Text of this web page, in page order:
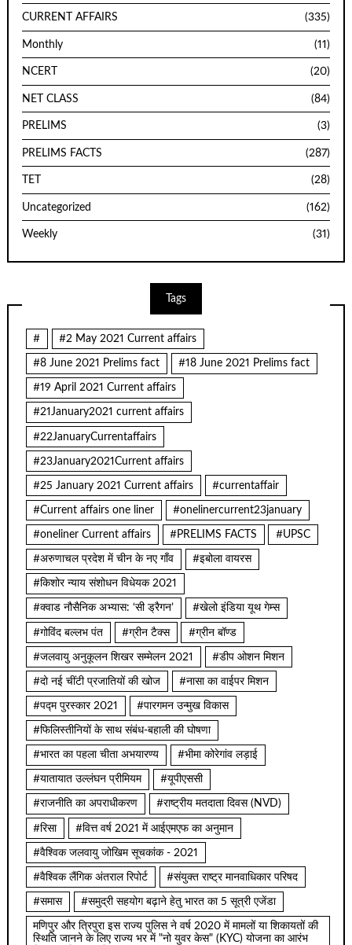
CURRENT AFFAIRS (335)
Monthly (11)
NCERT (20)
NET CLASS (84)
PRELIMS (3)
PRELIMS FACTS (287)
TET (28)
Uncategorized (162)
Weekly (31)
Tags
# #2 May 2021 Current affairs
#8 June 2021 Prelims fact #18 June 2021 Prelims fact
#19 April 2021 Current affairs
#21January2021 current affairs
#22JanuaryCurrentaffairs
#23January2021Current affairs
#25 January 2021 Current affairs #currentaffair
#Current affairs one liner #onelinercurrent23january
#oneliner Current affairs #PRELIMS FACTS #UPSC
#अरुणाचल प्रदेश में चीन के नए गाँव #इबोला वायरस
#किशोर न्याय संशोधन विधेयक 2021
#क्वाड नौसैनिक अभ्यास: ‘सी ड्रैगन’ #खेलो इंडिया यूथ गेम्स
#गोविंद बल्लभ पंत #ग्रीन टैक्स #ग्रीन बॉण्ड
#जलवायु अनुकूलन शिखर सम्मेलन 2021 #डीप ओशन मिशन
#दो नई चींटी प्रजातियों की खोज #नासा का वाईपर मिशन
#पद्म पुरस्कार 2021 #पारगमन उन्मुख विकास
#फिलिस्तीनियों के साथ संबंध-बहाली की घोषणा
#भारत का पहला चीता अभयारण्य #भीमा कोरेगांव लड़ाई
#यातायात उल्लंघन प्रीमियम #यूपीएससी
#राजनीति का अपराधीकरण #राष्ट्रीय मतदाता दिवस (NVD)
#रिसा #वित्त वर्ष 2021 में आईएमएफ का अनुमान
#वैश्विक जलवायु जोखिम सूचकांक - 2021
#वैश्विक लैंगिक अंतराल रिपोर्ट #संयुक्त राष्ट्र मानवाधिकार परिषद
#समास #समुद्री सहयोग बढ़ाने हेतु भारत का 5 सूत्री एजेंडा
मणिपुर और त्रिपुरा इस राज्य पुलिस ने वर्ष 2020 में मामलों या शिकायतों की
स्थिति जानने के लिए राज्य भर में "नो युवर केस" (KYC) योजना का आरंभ